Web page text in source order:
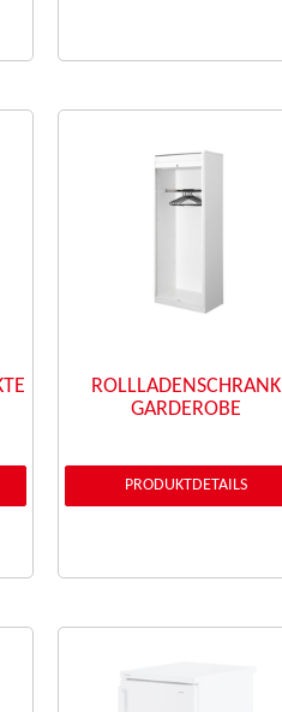
ROLLLADENSCHRANK
GARDEROBE
PRODUKTDETAILS